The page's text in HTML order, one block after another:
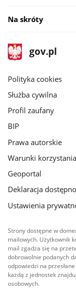
Na skróty
stopka
gov.pl
Strona
gov.pl
gov.pl
Polityka cookies
Służba cywilna
Profil zaufany
BIP
Prawa autorskie
Warunki korzystania
Geoportal
Deklaracja
Ustawienia
Strony dostępne w
mailowych. Użytkownik
mail zgadza się na
dobrowolnie podanych
odpowiedzi na
każdą z jednostek
osobowych.